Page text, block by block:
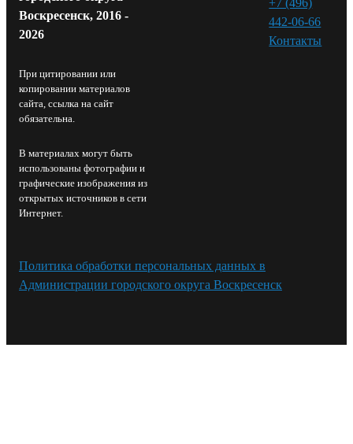
Воскресенск, 2016 -
2026
При цитировании или
копировании материалов
сайта, ссылка на сайт
обязательна.
В материалах могут быть
использованы фотографии и
графические изображения из
открытых источников в сети
Интернет.
442-06-66
Контакты⁠
Политика обработки персональных данных в
Администрации городского округа Воскресенск